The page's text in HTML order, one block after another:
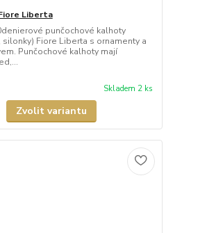
Liberta
punčochové kalhoty
silonky) Fiore Liberta s ornamenty a
Punčochové kalhoty mají
Skladem 2 ks
Zvolit variantu